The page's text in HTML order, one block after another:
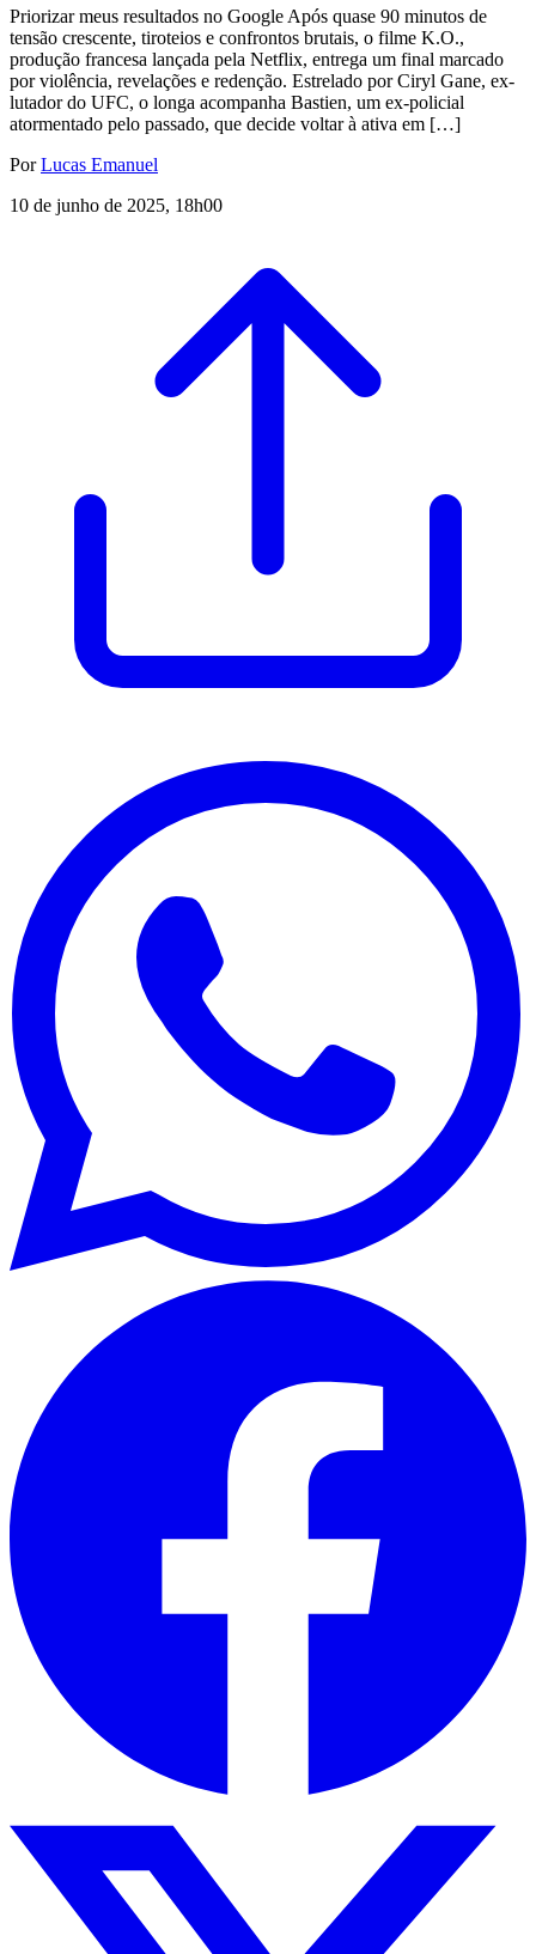
Priorizar meus resultados no Google Após quase 90 minutos de
tensão crescente, tiroteios e confrontos brutais, o filme K.O.,
produção francesa lançada pela Netflix, entrega um final marcado
por violência, revelações e redenção. Estrelado por Ciryl Gane, ex-
lutador do UFC, o longa acompanha Bastien, um ex-policial
atormentado pelo passado, que decide voltar à ativa em […]
PorLucas Emanuel
10 de junho de 2025, 18h00